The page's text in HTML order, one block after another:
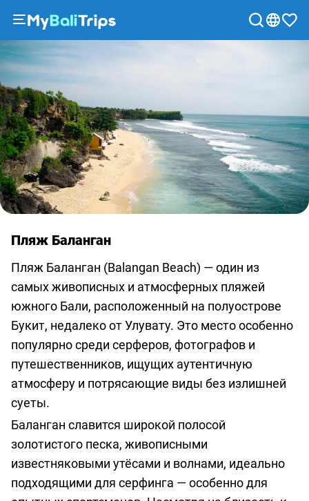
Туры
и
экскурсии
Блог
О
нас
Способы
оплаты
Партнерская
Сотрудничество
Соглашение
Пляж Баланган
Пляж Баланган (Balangan Beach) — один из
самых живописных и атмосферных пляжей
южного Бали, расположенный на полуострове
Букит, недалеко от Улувату. Это место особенно
популярно среди серферов, фотографов и
путешественников, ищущих аутентичную
атмосферу и потрясающие виды без излишней
суеты.
Баланган славится широкой полосой
золотистого песка, живописными
известняковыми утёсами и волнами, идеально
подходящими для серфинга — особенно для